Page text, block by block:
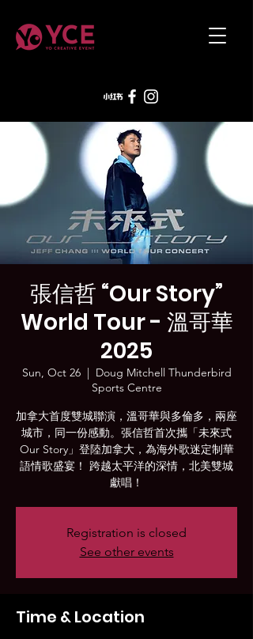
張信哲 “Our Story”
World Tour - 溫哥華
2025
Sun, Oct 26
  |
Doug Mitchell Thunderbird
Sports Centre
加拿大首度雙城聯演，溫哥華與多倫多，兩座
城市，同一份感動。張信哲首次攜「未來式
Our Story」登陸加拿大，為海外歌迷定制華
語情歌盛宴！ 跨越太平洋的深情，北美雙城
獻唱！
Registration is closed
See other events
Time & Location